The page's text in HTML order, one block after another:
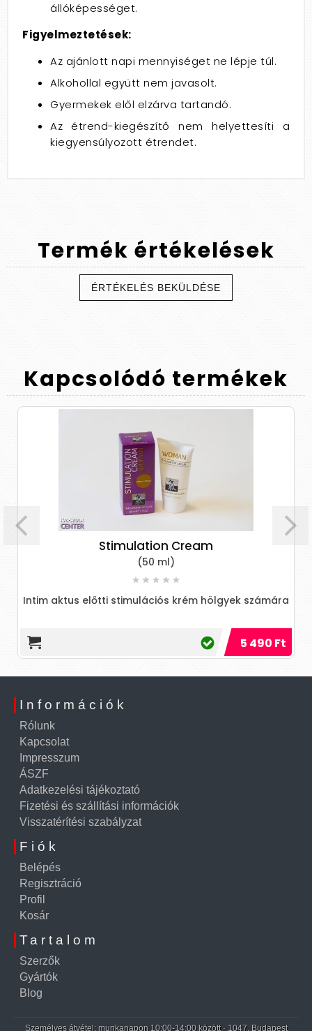
állóképességet.
Figyelmeztetések:
Az ajánlott napi mennyiséget ne lépje túl.
Alkohollal együtt nem javasolt.
Gyermekek elől elzárva tartandó.
Az étrend-kiegészítő nem helyettesíti a
kiegyensúlyozott étrendet.
Termék értékelések
ÉRTÉKELÉS BEKÜLDÉSE
Kapcsolódó termékek
Stimulation Cream
(50 ml)
Intim aktus előtti stimulációs krém hölgyek számára
5 490 Ft
Információk
Rólunk
Kapcsolat
Impresszum
ÁSZF
Adatkezelési tájékoztató
Fizetési és szállítási információk
Visszatérítési szabályzat
Fiók
Belépés
Regisztráció
Profil
Kosár
Tartalom
Szerzők
Gyártók
Blog
Személyes átvétel: munkanapon 10:00-14:00 között · 1047, Budapest